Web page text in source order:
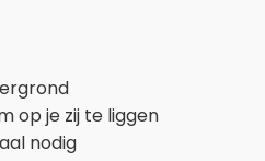
op je zij te liggen
nodig